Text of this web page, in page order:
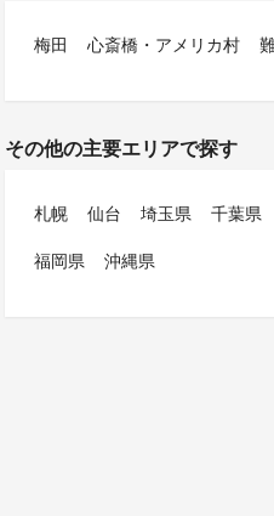
梅田 心斎橋・アメリカ村
その他の主要エリアで探す
札幌 仙台 埼玉県 千葉県
福岡県
沖縄県